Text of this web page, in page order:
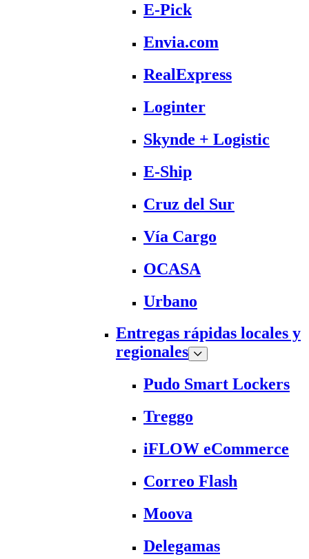
E-Pick
Envia.com
RealExpress
Loginter
Skynde + Logistic
E-Ship
Cruz del Sur
Vía Cargo
OCASA
Urbano
Entregas rápidas locales y
regionales
Pudo Smart Lockers
Treggo
iFLOW eCommerce
Correo Flash
Moova
Delegamas